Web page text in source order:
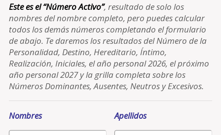
Este es el “Número Activo”, resultado de solo los
nombres del nombre completo, pero puedes calcular
todos los demás números completando el formulario
de abajo. Te daremos los resultados del Número de la
Personalidad, Destino, Hereditario, Íntimo,
Realización, Iniciales, el año personal 2026, el próximo
año personal 2027 y la grilla completa sobre los
Números Dominantes, Ausentes, Neutros y Excesivos.
Nombres Apellidos